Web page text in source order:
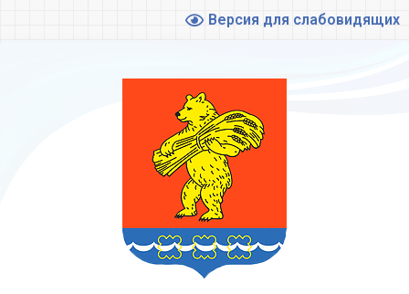
Версия для слабовидящих